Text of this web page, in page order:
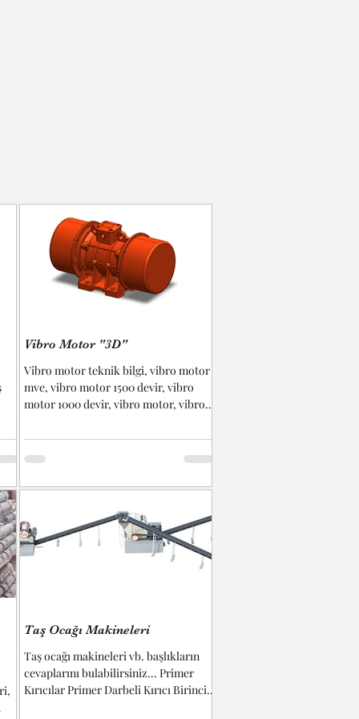
Vibro Motor "3D"
Vibro motor teknik bilgi, vibro motor
mve, vibro motor 1500 devir, vibro
motor 1000 devir, vibro motor, vibro
Taş Ocağı Makineleri
Taş ocağı makineleri vb. başlıkların
cevaplarını bulabilirsiniz... Primer
Kırıcılar Primer Darbeli Kırıcı Birincil